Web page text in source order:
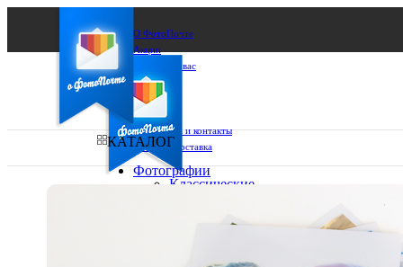
О ФотоПочте
Акции
Сделаем за вас
Бизнесу
FAQ
Франшиза
Поддержка и контакты
Оплата и доставка
КАТАЛОГ
Фотографии
Классические
10х15
15х15